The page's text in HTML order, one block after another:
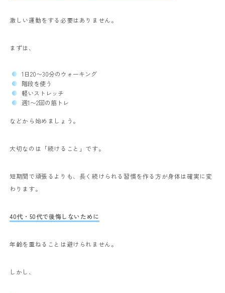
激しい運動をする必要はありません。
まずは、
1日20〜30分のウォーキング
階段を使う
軽いストレッチ
週1〜2回の筋トレ
などから始めましょう。
大切なのは「続けること」です。
短期間で頑張るよりも、長く続けられる習慣を作る方が身体は確実に変
わります。
40代・50代で後悔しないために
年齢を重ねることは避けられません。
しかし、